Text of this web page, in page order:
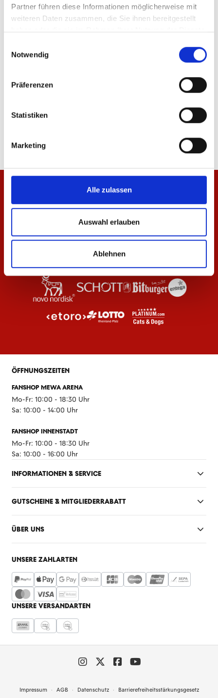
Partner führen diese Informationen möglicherweise mit
weiteren Daten zusammen, die Sie ihnen bereitgestellt
haben oder die sie im Rahmen Ihrer Nutzung der Dienste
Notwendig
Präferenzen
Statistiken
Marketing
Alle zulassen
Auswahl erlauben
Ablehnen
Zip Jacke 1905 Herren
ÖFFNUNGSZEITEN
FANSHOP MEWA ARENA
Mo-Fr: 10:00 - 18:30 Uhr
Sa: 10:00 - 14:00 Uhr
FANSHOP INNENSTADT
Mo-Fr: 10:00 - 18:30 Uhr
Sa: 10:00 - 16:00 Uhr
INFORMATIONEN & SERVICE
GUTSCHEINE & MITGLIEDERRABATT
ÜBER UNS
UNSERE ZAHLARTEN
UNSERE VERSANDARTEN
Impressum AGB Datenschutz Barrierefreiheitsstärkungsgesetz